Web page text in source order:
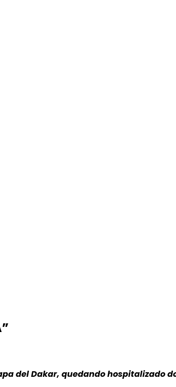
del Dakar, quedando hospitalizado